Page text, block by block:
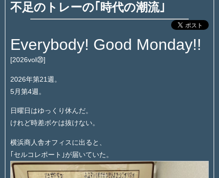
不足のトレーの｢時代の潮流｣
Everybody! Good Monday!!
[2026vol⑳]
2026年第21週。
5月第4週。
日曜日はゆっくり休んだ。
けれど時差ボケは抜けない。
横浜商人舎オフィスに出ると、
｢セルコレポート｣が届いていた。